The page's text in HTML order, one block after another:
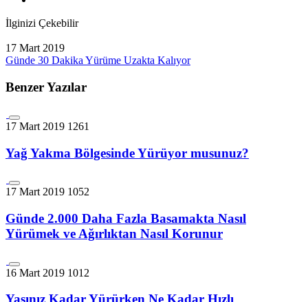
İlginizi Çekebilir
17 Mart 2019
Günde 30 Dakika Yürüme Uzakta Kalıyor
Benzer Yazılar
17 Mart 2019 1261
Yağ Yakma Bölgesinde Yürüyor musunuz?
17 Mart 2019 1052
Günde 2.000 Daha Fazla Basamakta Nasıl
Yürümek ve Ağırlıktan Nasıl Korunur
16 Mart 2019 1012